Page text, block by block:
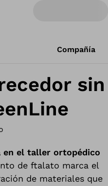
Compañía
sin
en el taller ortopédico
de ftalato marca el
de materiales que